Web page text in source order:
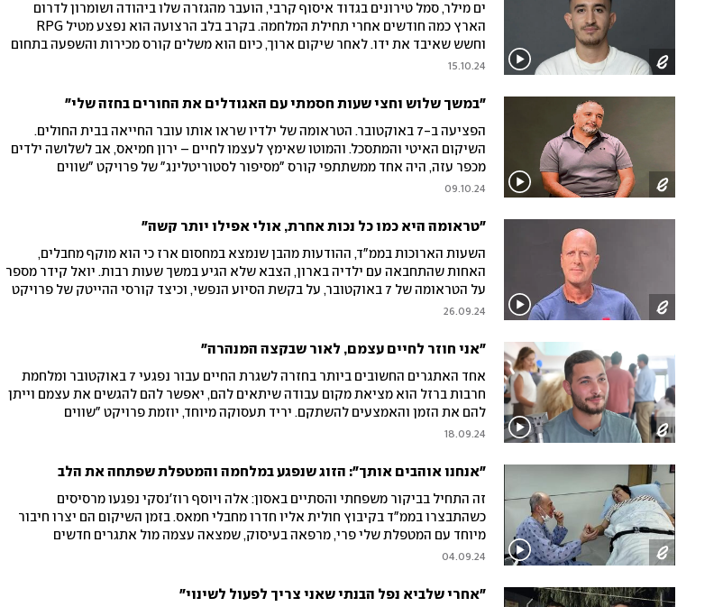
ים מילר, סמל טירונים בגדוד איסוף קרבי, הועבר מהגזרה שלו ביהודה ושומרון לדרום
הארץ כמה חודשים אחרי תחילת המלחמה. בקרב בלב הרצועה הוא נפצע מטיל RPG
וחשש שאיבד את ידו. לאחר שיקום ארוך, כיום הוא משלים קורס מכירות והשפעה בתחום
ההייטק במסגרת פרויקט "שווים בתעסוקה". המסר שלו לנפגעי המלחמה: "מי שפצוע יודע
15.10.24
"במשך שלוש וחצי שעות חסמתי עם האגודלים את החורים בחזה שלי"
הפציעה ב-7 באוקטובר. הטראומה של ילדיו שראו אותו עובר החייאה בבית החולים.
השיקום האיטי והמתסכל. והמוטו שאימץ לעצמו לחיים – ירון חמיאס, אב לשלושה ילדים
מכפר עזה, היה אחד ממשתתפי קורס "מסיפור לסטוריטלינג" של פרויקט "שווים
בתעסוקה". עכשיו הוא מספר על השנה שחלפה עליו, "שנה שהתחילה באתגר גדול,
09.10.24
"טראומה היא כמו כל נכות אחרת, אולי אפילו יותר קשה"
השעות הארוכות בממ"ד, ההודעות מהבן שנמצא במחסום ארז כי הוא מוקף מחבלים,
האחות שהתחבאה עם ילדיה בארון, הצבא שלא הגיע במשך שעות רבות. יואל קידר מספר
על הטראומה של 7 באוקטובר, על בקשת הסיוע הנפשי, וכיצד קורסי ההייטק של פרויקט
"שווים בתעסוקה" שבהם השתתף עזרו לו לתהליך השיקום: "זה בנה לי את הביטחון
26.09.24
"אני חוזר לחיים עצמם, לאור שבקצה המנהרה"
אחד האתגרים החשובים ביותר בחזרה לשגרת החיים עבור נפגעי 7 באוקטובר ומלחמת
חרבות ברזל הוא מציאת מקום עבודה שיתאים להם, יאפשר להם להגשים את עצמם וייתן
להם את הזמן והאמצעים להשתקם. יריד תעסוקה מיוחד, יוזמת פרויקט "שווים
בתעסוקה", שהתקיים במרכז הרפואי איכילוב הזמין את נפגעי המלחמה להגיע ולקבל
סיפר אחד הפצועים, "מקבלים אותנו כמו שאנחנו, מבינים את המגבלות שיש לנו, מציעים
18.09.24
"אנחנו אוהבים אותך": הזוג שנפגע במלחמה והמטפלת שפתחה את הלב
זה התחיל בביקור משפחתי והסתיים באסון: אלה ויוסף רוז'נסקי נפגעו מרסיסים
כשהתבצרו בממ"ד בקיבוץ חולית אליו חדרו מחבלי חמאס. בזמן השיקום הם יצרו חיבור
מיוחד עם המטפלת שלי פרי, מרפאה בעיסוק, שמצאה עצמה מול אתגרים חדשים
ומורכבים מאז פרוץ המלחמה – אבל גם בתוך מערכות יחסים מפתיעות. יצאנו לפגוש
04.09.24
"אחרי שלביא נפל הבנתי שאני צריך לפעול לשינוי"